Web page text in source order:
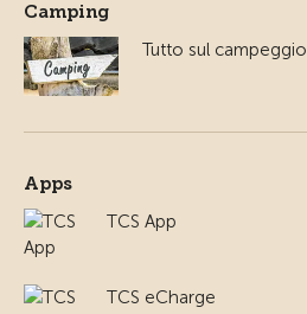
Camping
Tutto sul campeggio
Apps
TCS App
TCS eCharge